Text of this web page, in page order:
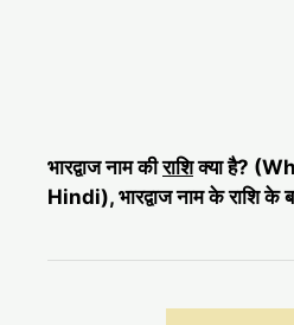
भारद्वाज नाम कीराशिक्या है?
Hindi), भारद्वाज नाम के राशि के